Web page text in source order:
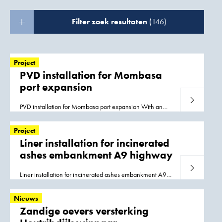
Filter zoek resultaten (146)
Project
PVD installation for Mombasa
port expansion
PVD installation for Mombasa port expansion With an
5.000.000m1 of prefabricated vertical drain. In
second phase was executed with 3.300.000m1 of drain
PVD installation is part of our segment consolidation.
Mombasa
Lees meer
Project
Liner installation for incinerated
ashes embankment A9 highway
Liner installation for incinerated ashes embankment A9
incinerated ashes embankments on the new A9
deviation around Badhoevedorp in
installation is part of our segment barriers. Badhoevedorp
Lees meer
Nieuws
Zandige oevers versterking